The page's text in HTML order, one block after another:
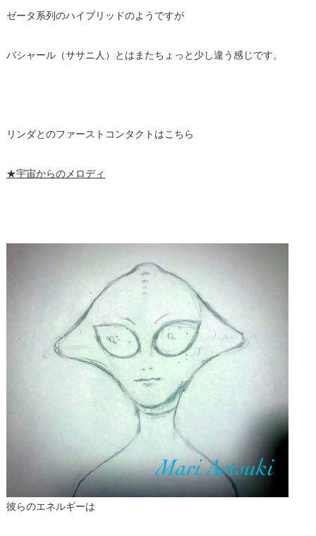
ゼータ系列のハイブリッドのようですが
バシャール（ササニ人）とはまたちょっと少し違う感じです。
リンダとのファーストコンタクトはこちら
★宇宙からのメロディ
彼らのエネルギーは